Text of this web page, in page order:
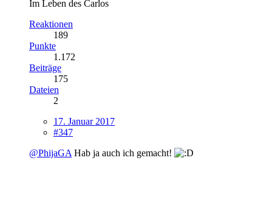
Im Leben des Carlos
Reaktionen
189
Punkte
1.172
Beiträge
175
Dateien
2
17. Januar 2017
#347
@PhijaGA Hab ja auch ich gemacht!